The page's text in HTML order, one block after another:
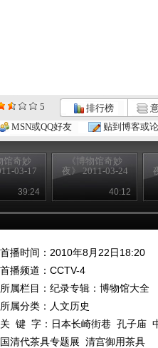
5 排行榜
MSN或QQ好友 贴到博客或
馆奇妙
03-17
39:24
《博物馆奇妙
夜》 2011-03-24
40:12
首播时间：2010年8月22日18:20
首播频道： CCTV-4
所属栏目： 纪录专辑：博物馆大全
所属分类：人文历史
关 键 字： 日本长崎街巷 孔子庙
国清代茶具专题展 清宫御用茶具